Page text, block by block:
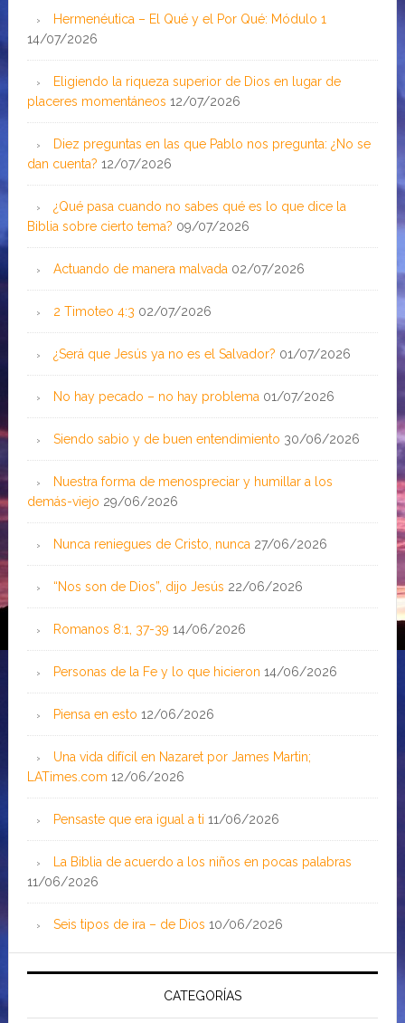
Hermenéutica – El Qué y el Por Qué: Módulo 1
14/07/2026
Eligiendo la riqueza superior de Dios en lugar de
placeres momentáneos 12/07/2026
Diez preguntas en las que Pablo nos pregunta: ¿No se
dan cuenta? 12/07/2026
¿Qué pasa cuando no sabes qué es lo que dice la
Biblia sobre cierto tema? 09/07/2026
Actuando de manera malvada 02/07/2026
2 Timoteo 4:3 02/07/2026
¿Será que Jesús ya no es el Salvador? 01/07/2026
No hay pecado – no hay problema 01/07/2026
Siendo sabio y de buen entendimiento 30/06/2026
Nuestra forma de menospreciar y humillar a los
demás-viejo 29/06/2026
Nunca reniegues de Cristo, nunca 27/06/2026
“Nos son de Dios”, dijo Jesús 22/06/2026
Romanos 8:1, 37-39 14/06/2026
Personas de la Fe y lo que hicieron 14/06/2026
Piensa en esto 12/06/2026
Una vida difícil en Nazaret por James Martin;
LATimes.com 12/06/2026
Pensaste que era igual a ti 11/06/2026
La Biblia de acuerdo a los niños en pocas palabras
11/06/2026
Seis tipos de ira – de Dios 10/06/2026
CATEGORÍAS